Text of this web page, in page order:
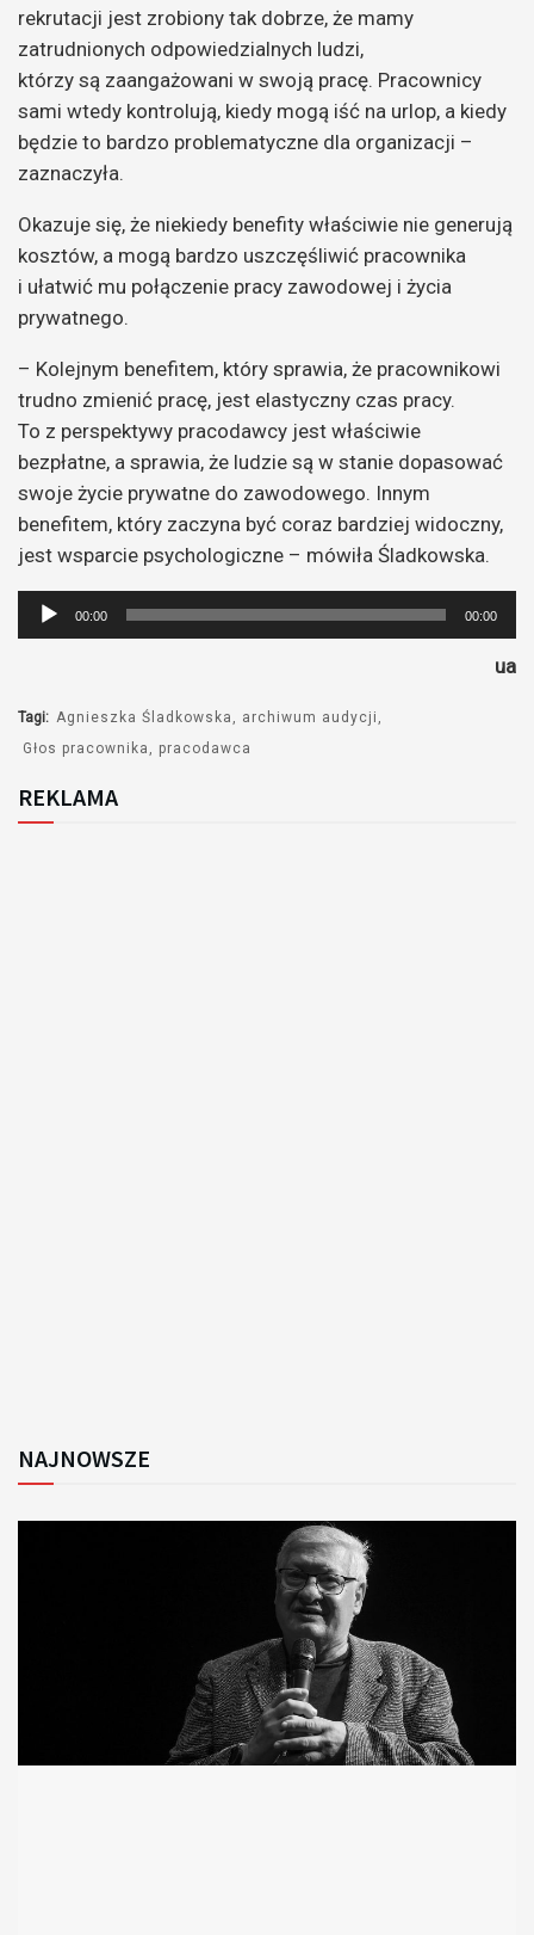
rekrutacji jest zrobiony tak dobrze, że mamy
zatrudnionych odpowiedzialnych ludzi,
którzy są zaangażowani w swoją pracę. Pracownicy
sami wtedy kontrolują, kiedy mogą iść na urlop, a kiedy
będzie to bardzo problematyczne dla organizacji –
zaznaczyła.
Okazuje się, że niekiedy benefity właściwie nie generują
kosztów, a mogą bardzo uszczęśliwić pracownika
i ułatwić mu połączenie pracy zawodowej i życia
prywatnego.
– Kolejnym benefitem, który sprawia, że pracownikowi
trudno zmienić pracę, jest elastyczny czas pracy.
To z perspektywy pracodawcy jest właściwie
bezpłatne, a sprawia, że ludzie są w stanie dopasować
swoje życie prywatne do zawodowego. Innym
benefitem, który zaczyna być coraz bardziej widoczny,
jest wsparcie psychologiczne – mówiła Śladkowska.
Odtwarzacz
plików
00:00 00:00
ua
Tagi: Agnieszka Śladkowska
archiwum audycji
Głos pracownika
pracodawca
REKLAMA
NAJNOWSZE